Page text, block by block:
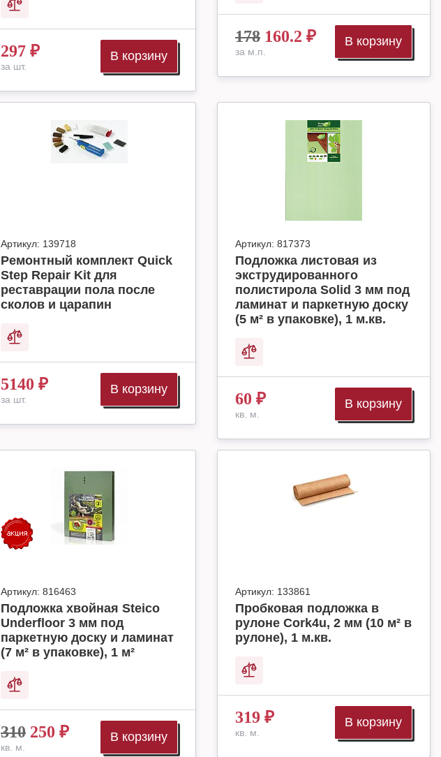
297 ₽
за шт.
В корзину
178 160.2 ₽
за м.п.
В корзину
Артикул: 139718
Ремонтный комплект Quick
Step Repair Kit для
реставрации пола после
сколов и царапин
5140 ₽
за шт.
В корзину
Артикул: 817373
Подложка листовая из
экструдированного
полистирола Solid 3 мм под
ламинат и паркетную доску
(5 м² в упаковке), 1 м.кв.
60 ₽
кв. м.
В корзину
Артикул: 816463
Подложка хвойная Steico
Underfloor 3 мм под
паркетную доску и ламинат
(7 м² в упаковке), 1 м²
310 250 ₽
кв. м.
В корзину
Артикул: 133861
Пробковая подложка в
рулоне Cork4u, 2 мм (10 м² в
рулоне), 1 м.кв.
319 ₽
кв. м.
В корзину